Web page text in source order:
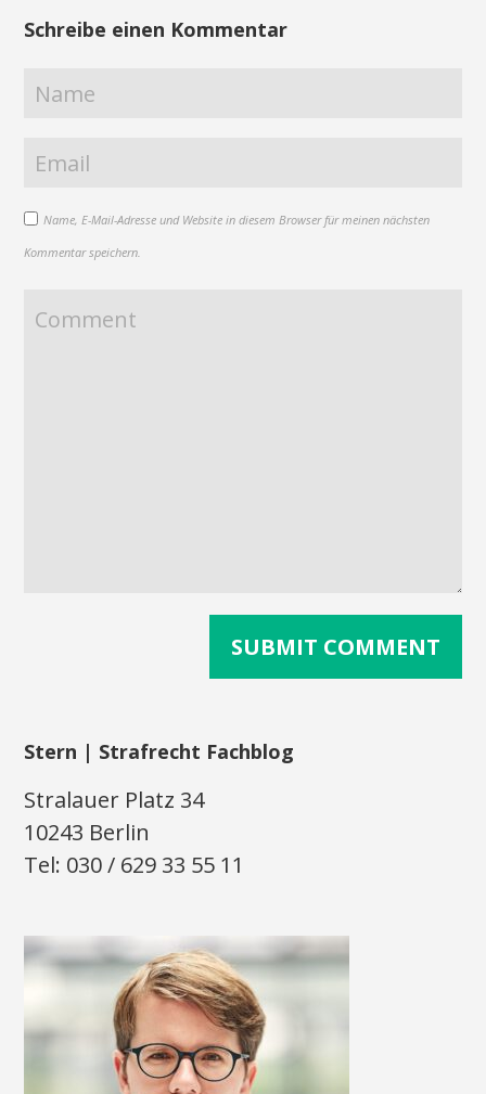
Schreibe einen Kommentar
Name, E-Mail-Adresse und Website in diesem Browser für meinen nächsten
Kommentar speichern.
Stern | Strafrecht Fachblog
Stralauer Platz 34
10243 Berlin
Tel: 030 / 629 33 55 11